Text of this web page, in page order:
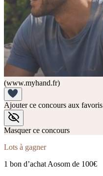
(www.myhand.fr)
Ajouter ce concours aux favoris
Masquer ce concours
Lots à gagner
1 bon d’achat Aosom de 100€